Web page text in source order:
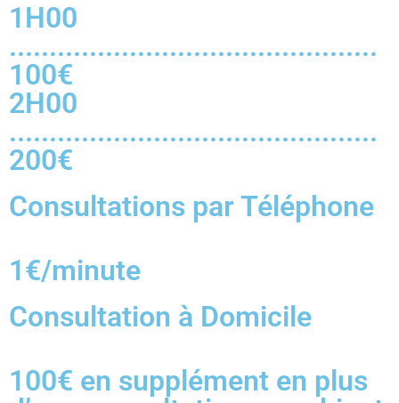
1H00
..............................................
100€
2H00
..............................................
200€
Consultations par Téléphone
1€/minute
Consultation à Domicile
100€ en supplément en plus